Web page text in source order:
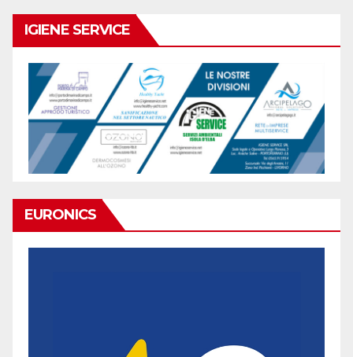
IGIENE SERVICE
EURONICS